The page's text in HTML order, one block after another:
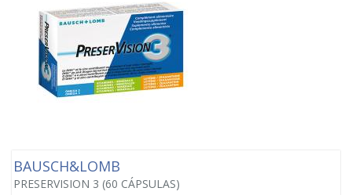
BAUSCH&LOMB
PRESERVISION 3 (60 CÁPSULAS)